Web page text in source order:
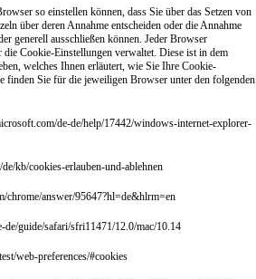
so einstellen können, dass Sie über das Setzen von
über deren Annahme entscheiden oder die Annahme
generell ausschließen können. Jeder Browser
Cookie-Einstellungen verwaltet. Diese ist in dem
welches Ihnen erläutert, wie Sie Ihre Cookie-
finden Sie für die jeweiligen Browser unter den folgenden
de-de/help/17442/windows-internet-explorer-
kb/cookies-erlauben-und-ablehnen
chrome/answer/95647?hl=de&hlrm=en
de/guide/safari/sfri11471/12.0/mac/10.14
web-preferences/#cookies